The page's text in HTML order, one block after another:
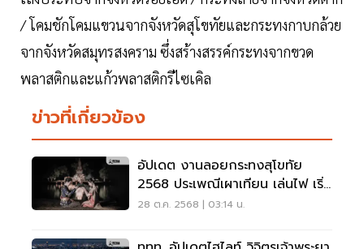
/ โคมชักโคมแขวนจากจังหวัดสุโขทัยและกระทงกาบกล้วย
จากจังหวัดสมุทรสงคราม ซึ่งสร้างสรรค์กระทงจากขวด
พลาสติกและแก้วพลาสติกรีไซเคิล
ข่าวที่เกี่ยวข้อง
อัปเดต งานลอยกระทงสุโขทัย
2568 ประเพณีเผาเทียน เล่นไฟ เริ่ม
แล้ว 27 ต.ค.-5 พ.ย.
28 ต.ค. 2568 | 03:14 น.